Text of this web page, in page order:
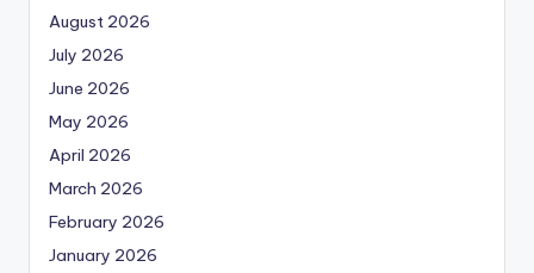
August 2026
July 2026
June 2026
May 2026
April 2026
March 2026
February 2026
January 2026